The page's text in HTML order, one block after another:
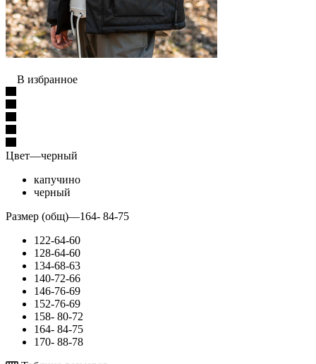
В избранное
Цвет—черный
капучино
черный
Размер (общ)—164- 84-75
122-64-60
128-64-60
134-68-63
140-72-66
146-76-69
152-76-69
158- 80-72
164- 84-75
170- 88-78